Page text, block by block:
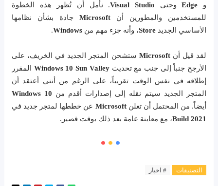
و Edge وحتى Visual Studio. نأمل أن تُظهر هذه الخطوة
للمستخدمين والمطورين أن Microsoft
جادة بشأن نظامها
الأساسي الجديد Store، وأنه جزء مهم من Windows
.
لقد قيل أنMicrosoft ستشحن المتجر الجديد في الخريف، على
الأرجح جنباً إلى جنب مع تحديثWindows 10 Sun Valley المقرر
إطلاقه في نفس الوقت تقريباً، على الرغم من أنني أعتقد أن
المتجر الجديد سيتم نقله إلى إصدارات أقدم من Windows 10
أيضاً. من المحتمل أن تعلنMicrosoft عن خططها لمتجر جديد في
Build 2021، مع معاينة عامة بعد ذلك بوقت قصير.
التصنيفات # اخبار